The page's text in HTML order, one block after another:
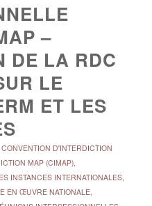
–
DE LA RDC
LE
ET LES
CONVENTION D'INTERDICTION
MAP (CIMAP),
INSTANCES INTERNATIONALES,
EN ŒUVRE NATIONALE,